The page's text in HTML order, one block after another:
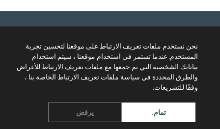
EN
ES
TR
AR
اتصال
نحن نستخدم ملفات تعريف الارتباط على موقعنا لتحسين تجربة
المستخدم. عندما تستمر في استخدام موقعنا ، سيتم استخدام
بياناتك الشخصية التي تم جمعها مع ملفات تعريف الارتباط للأغراض
والطرق المحددة في سياسة ملفات تعريف الارتباط الخاصة بنا ،
وفقًا للتشريعات.
تمام. يرفض